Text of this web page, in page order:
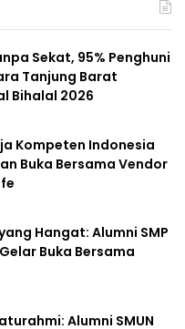
Sekat, 95% Penghuni
Tanjung Barat
Bihalal 2026
Kompeten Indonesia
Buka Bersama Vendor
Hangat: Alumni SMP
Buka Bersama
Alumni SMUN